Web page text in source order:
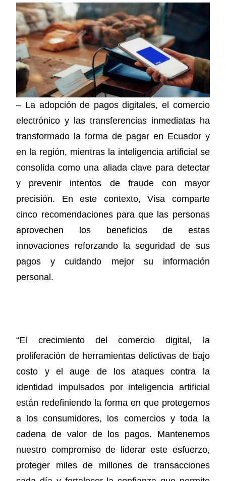
– La adopción de pagos digitales, el comercio
electrónico y las transferencias inmediatas ha
transformado la forma de pagar en Ecuador y
en la región, mientras la inteligencia artificial se
consolida como una aliada clave para detectar
y prevenir intentos de fraude con mayor
precisión. En este contexto, Visa comparte
cinco recomendaciones para que las personas
aprovechen los beneficios de estas
innovaciones reforzando la seguridad de sus
pagos y cuidando mejor su información
personal.
“El crecimiento del comercio digital, la
proliferación de herramientas delictivas de bajo
costo y el auge de los ataques contra la
identidad impulsados por inteligencia artificial
están redefiniendo la forma en que protegemos
a los consumidores, los comercios y toda la
cadena de valor de los pagos. Mantenemos
nuestro compromiso de liderar este esfuerzo,
proteger miles de millones de transacciones